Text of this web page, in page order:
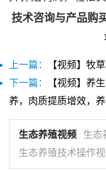
技术咨询与产品购
上一篇： 【视频】牧
下一篇：
【视频】养
养，肉质提质增效，
生态养殖视频
生态
生态养殖技术操作